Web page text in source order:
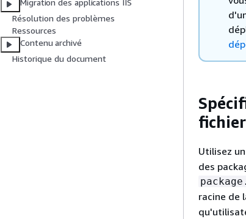
Migration des applications IIS
Résolution des problèmes
Ressources
Contenu archivé
Historique du document
Utilisez
des
racine de